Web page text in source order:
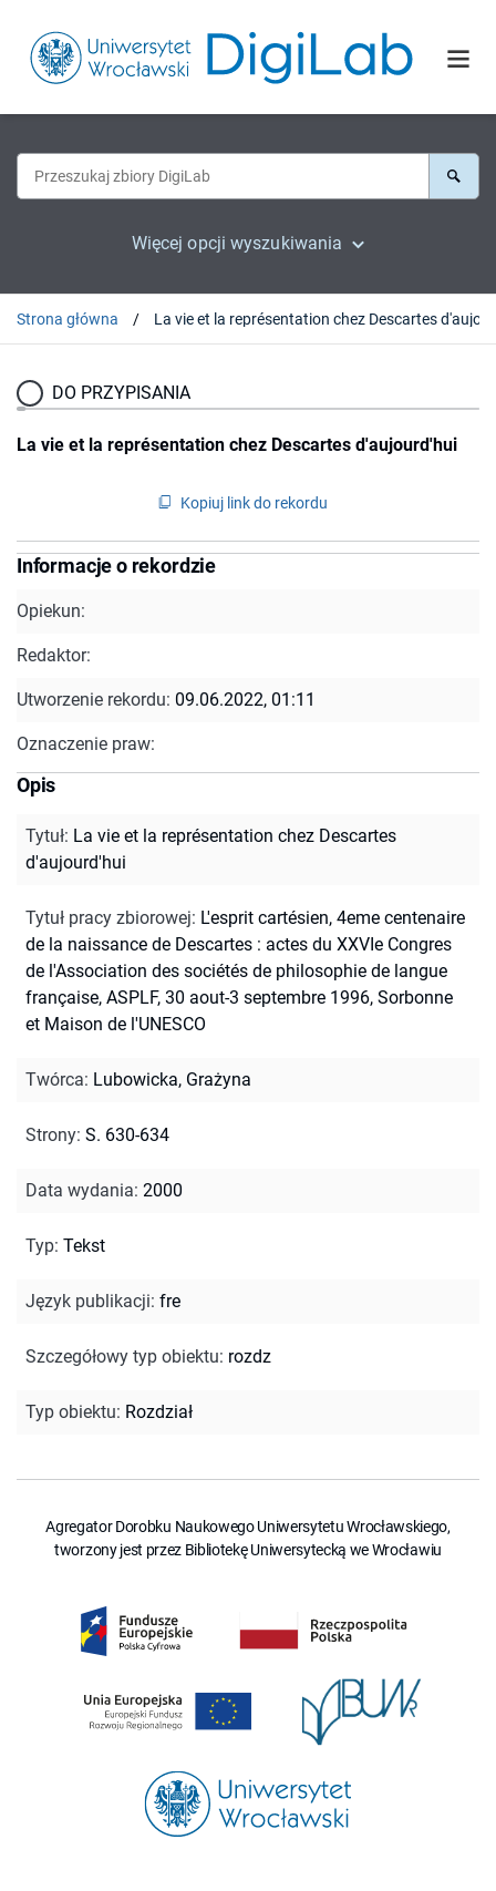
Więcej opcji wyszukiwania
Strona główna
DO PRZYPISANIA
La vie et la représentation chez Descartes d'aujourd'hui
Kopiuj link do rekordu
Informacje o rekordzie
Opiekun:
Redaktor:
Utworzenie rekordu: 09.06.2022, 01:11
Oznaczenie praw:
Opis
Tytuł: La vie et la représentation chez Descartes
d'aujourd'hui
Tytuł pracy zbiorowej: L'esprit cartésien, 4eme centenaire
de la naissance de Descartes : actes du XXVIe Congres
de l'Association des sociétés de philosophie de langue
française, ASPLF, 30 aout-3 septembre 1996, Sorbonne
et Maison de l'UNESCO
Twórca: Lubowicka, Grażyna
Strony: S. 630-634
Data wydania: 2000
Typ: Tekst
Język publikacji: fre
Szczegółowy typ obiektu: rozdz
Typ obiektu: Rozdział
Agregator Dorobku Naukowego Uniwersytetu Wrocławskiego,
tworzony jest przez Bibliotekę Uniwersytecką we Wrocławiu